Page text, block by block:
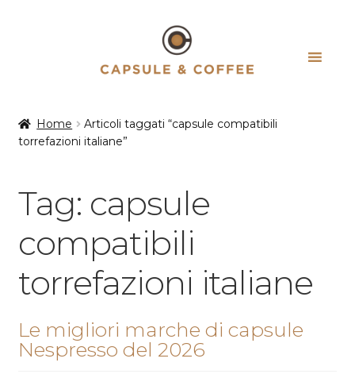
Home
Articoli taggati “capsule compatibili
torrefazioni italiane”
Tag: capsule
compatibili
torrefazioni italiane
Le migliori marche di capsule
Nespresso del 2026